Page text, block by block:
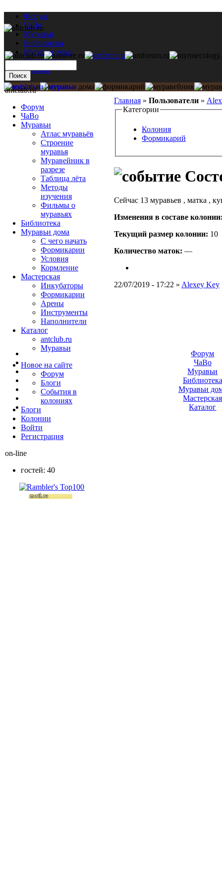
Форум
ЧаВо
Муравьи
Библиотека
Муравьи дома
Мастерская
Каталог
Главная » Пользователи »
Категории
Колония
Формикарий
Сейчас 13 муравьев , матка ,
Изменения в составе
Текущий размер кoлонии: 10
Количество маток: —
22/07/2019 - 17:22 » Alexey Key
antclub.ru
Форум
ЧаВо
Муравьи
Атлас муравьёв
Строение
муравья
Муравейник в
разрезе
Таблица лёта
Методы
изучения
Фильмы о
муравьях
Библиотека
Муравьи дома
С чего начать
Формикарии
Условия
Кормление
Мастерская
Инкубаторы
Формикарии
Арены
Инструменты
Наполнители
Каталог
antclub.ru
Муравьи
Новое на сайте
Форум
Блоги
События в
колониях
Блоги
Колонии
Войти
Peгиcтpaция
on-line
гостей: 40
Форум
ЧаВо
Муравьи
Библиотека
Муравьи
Мастерская
Каталог